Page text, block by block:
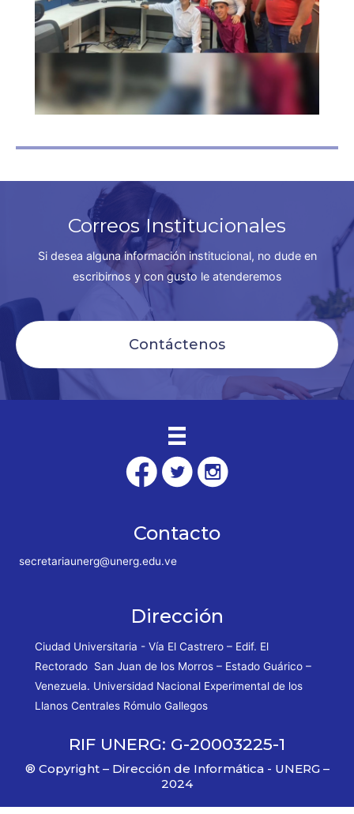
Correos Institucionales
Si desea alguna información institucional, no dude en
escribirnos y con gusto le atenderemos
Contáctenos
Contacto
secretariaunerg@unerg.edu.ve
Dirección
Ciudad Universitaria - Vía El Castrero – Edif. El
Rectorado San Juan de los Morros – Estado Guárico –
Venezuela. Universidad Nacional Experimental de los
Llanos Centrales Rómulo Gallegos
RIF UNERG: G-20003225-1
® Copyright – Dirección de Informática - UNERG –
2024